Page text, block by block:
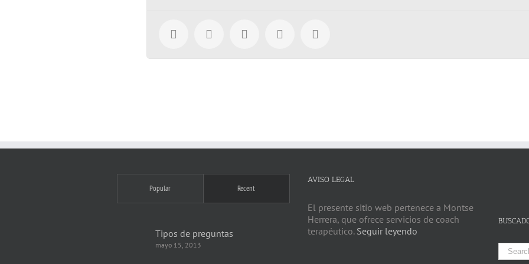
Popular Recent
Tipos de preguntas
mayo 15, 2013
AVISO LEGAL
El presente sitio web pertenece a Montse
Herrera, que ofrece servicios de coach
terapéutico. Seguir leyendo
Search
for: